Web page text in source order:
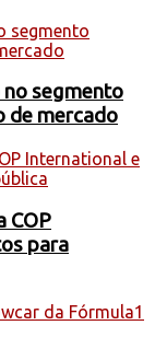
no segmento
de mercado
COP
para